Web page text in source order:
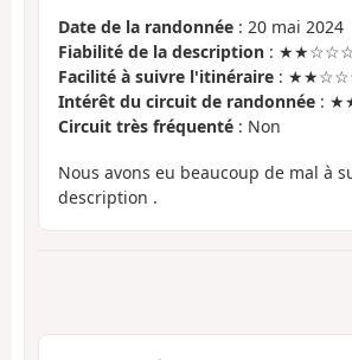
Date de la randonnée : 20 mai 2024
Fiabilité de la description : ★★☆☆☆
Facilité à suivre l'itinéraire :
Intérêt du circuit de randonnée :
Circuit très fréquenté : Non
Nous avons eu beaucoup de mal à
description .